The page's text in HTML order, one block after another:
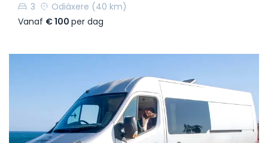
3
Odiáxere (40 km)
Vanaf € 100 per dag